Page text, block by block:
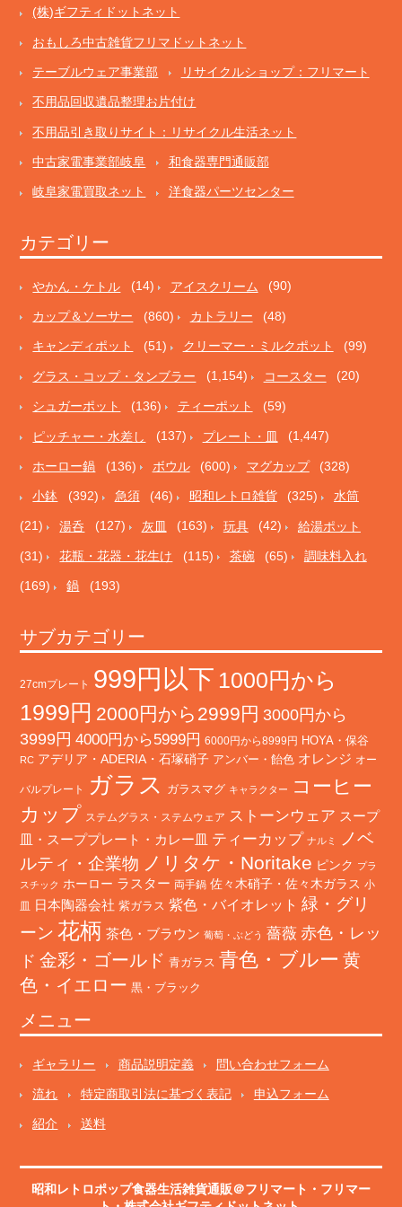
(株)ギフティドットネット
おもしろ中古雑貨フリマドットネット
テーブルウェア事業部 リサイクルショップ：フリマート
不用品回収遺品整理お片付け
不用品引き取りサイト：リサイクル生活ネット
中古家電事業部岐阜 和食器専門通販部
岐阜家電買取ネット 洋食器パーツセンター
カテゴリー
やかん・ケトル (14) アイスクリーム (90)
カップ＆ソーサー (860) カトラリー (48)
キャンディポット (51) クリーマー・ミルクポット (99)
グラス・コップ・タンブラー (1,154) コースター (20)
シュガーポット (136) ティーポット (59)
ピッチャー・水差し (137) プレート・皿 (1,447)
ホーロー鍋 (136) ボウル (600) マグカップ (328)
小鉢 (392) 急須 (46) 昭和レトロ雑貨 (325) 水筒
(21) 湯呑 (127) 灰皿 (163) 玩具 (42) 給湯ポット
(31) 花瓶・花器・花生け (115) 茶碗 (65) 調味料入れ
(169) 鍋 (193)
サブカテゴリー
27cmプレート 999円以下 1000円から
1999円 2000円から2999円 3000円から
3999円 4000円から5999円 6000円から8999円 HOYA・保谷
RC アデリア・ADERIA・石塚硝子 アンバー・飴色 オレンジ オー
バルプレート ガラス ガラスマグ キャラクター
コーヒー
カップ ステムグラス・ステムウェア ストーンウェア スープ
皿・スーププレート・カレー皿 ティーカップ ナルミ
ノベ
ルティ・企業物 ノリタケ・Noritake ピンク プラ
スチック ホーロー ラスター 両手鍋 佐々木硝子・佐々木ガラス 小
皿
日本陶器会社 紫ガラス 紫色・バイオレット 緑・グリ
ーン 花柄 茶色・ブラウン 葡萄・ぶどう 薔薇 赤色・レッ
ド 金彩・ゴールド 青ガラス 青色・ブルー 黄
色・イエロー 黒・ブラック
メニュー
ギャラリー 商品説明定義 問い合わせフォーム
流れ 特定商取引法に基づく表記 申込フォーム
紹介 送料
昭和レトロポップ食器生活雑貨通販＠フリマート ・ フリマー